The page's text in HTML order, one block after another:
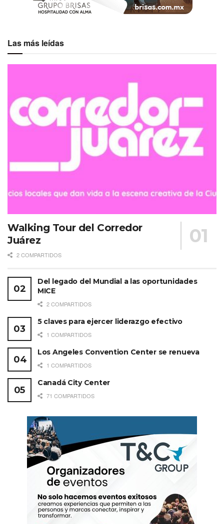
Las más leídas
Walking Tour del Corredor
Juárez
2 COMPARTIDOS
Del legado del Mundial a las oportunidades
MICE
2 COMPARTIDOS
5 claves para ejercer liderazgo efectivo
1 COMPARTIDOS
Los Angeles Convention Center se renueva
1 COMPARTIDOS
Canadá City Center
71 COMPARTIDOS